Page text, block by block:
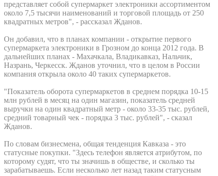
представляет собой супермаркет электроники ассортиментом
около 7,5 тысячи наименований и торговой площадь от 250
квадратных метров", - рассказал Жданов.
Он добавил, что в планах компании - открытие первого
супермаркета электроники в Грозном до конца 2012 года. В
дальнейших планах - Махачкала, Владикавказ, Нальчик,
Назрань, Черкесск. Жданов уточнил, что в целом в России
компания открыла около 40 таких супермаркетов.
"Показатель оборота супермаркетов в среднем порядка 10-15
млн рублей в месяц на один магазин, показатель средней
выручки на один квадратный метр - около 33-35 тыс. рублей,
средний товарный чек - порядка 3 тыс. рублей", - сказал
Жданов.
По словам бизнесмена, общая тенденция Кавказа - это
статусные покупки. "Здесь телефон является атрибутом, по
которому судят, что ты значишь в обществе, и сколько ты
зарабатываешь. Если несколько лет назад таким статусным